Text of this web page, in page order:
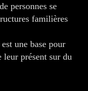
personnes se
familières
une base pour
présent sur du